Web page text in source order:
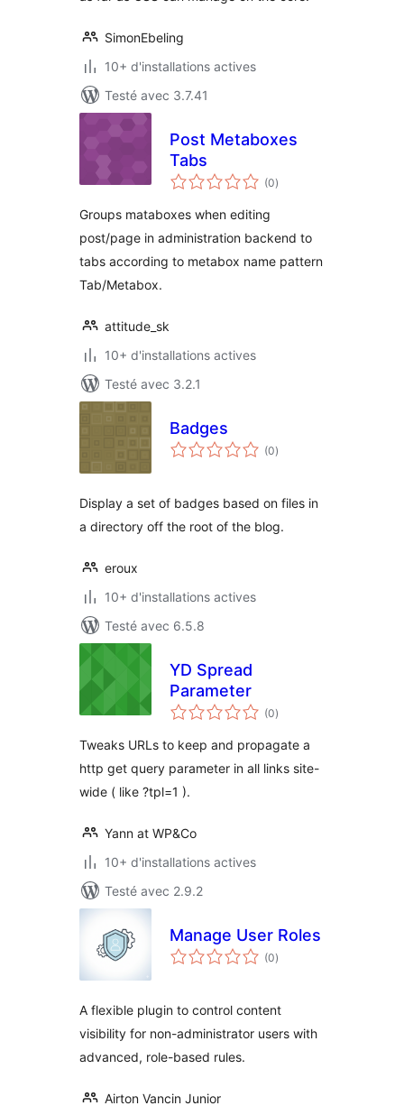
SimonEbeling
10+ d'installations actives
Testé avec 3.7.41
Post Metaboxes
Tabs
(0notes
en
)
Groups mataboxes when editing
post/page in administration backend to
tabs according to metabox name pattern
Tab/Metabox.
attitude_sk
10+ d'installations actives
Testé avec 3.2.1
Badges
(0notes
en
)
Display a set of badges based on files in
a directory off the root of the blog.
eroux
10+ d'installations actives
Testé avec 6.5.8
YD Spread
Parameter
(0notes
en
)
Tweaks URLs to keep and propagate a
http get query parameter in all links site-
wide ( like ?tpl=1 ).
Yann at WP&Co
10+ d'installations actives
Testé avec 2.9.2
Manage User Roles
(0notes
en
)
A flexible plugin to control content
visibility for non-administrator users with
advanced, role-based rules.
Airton Vancin Junior